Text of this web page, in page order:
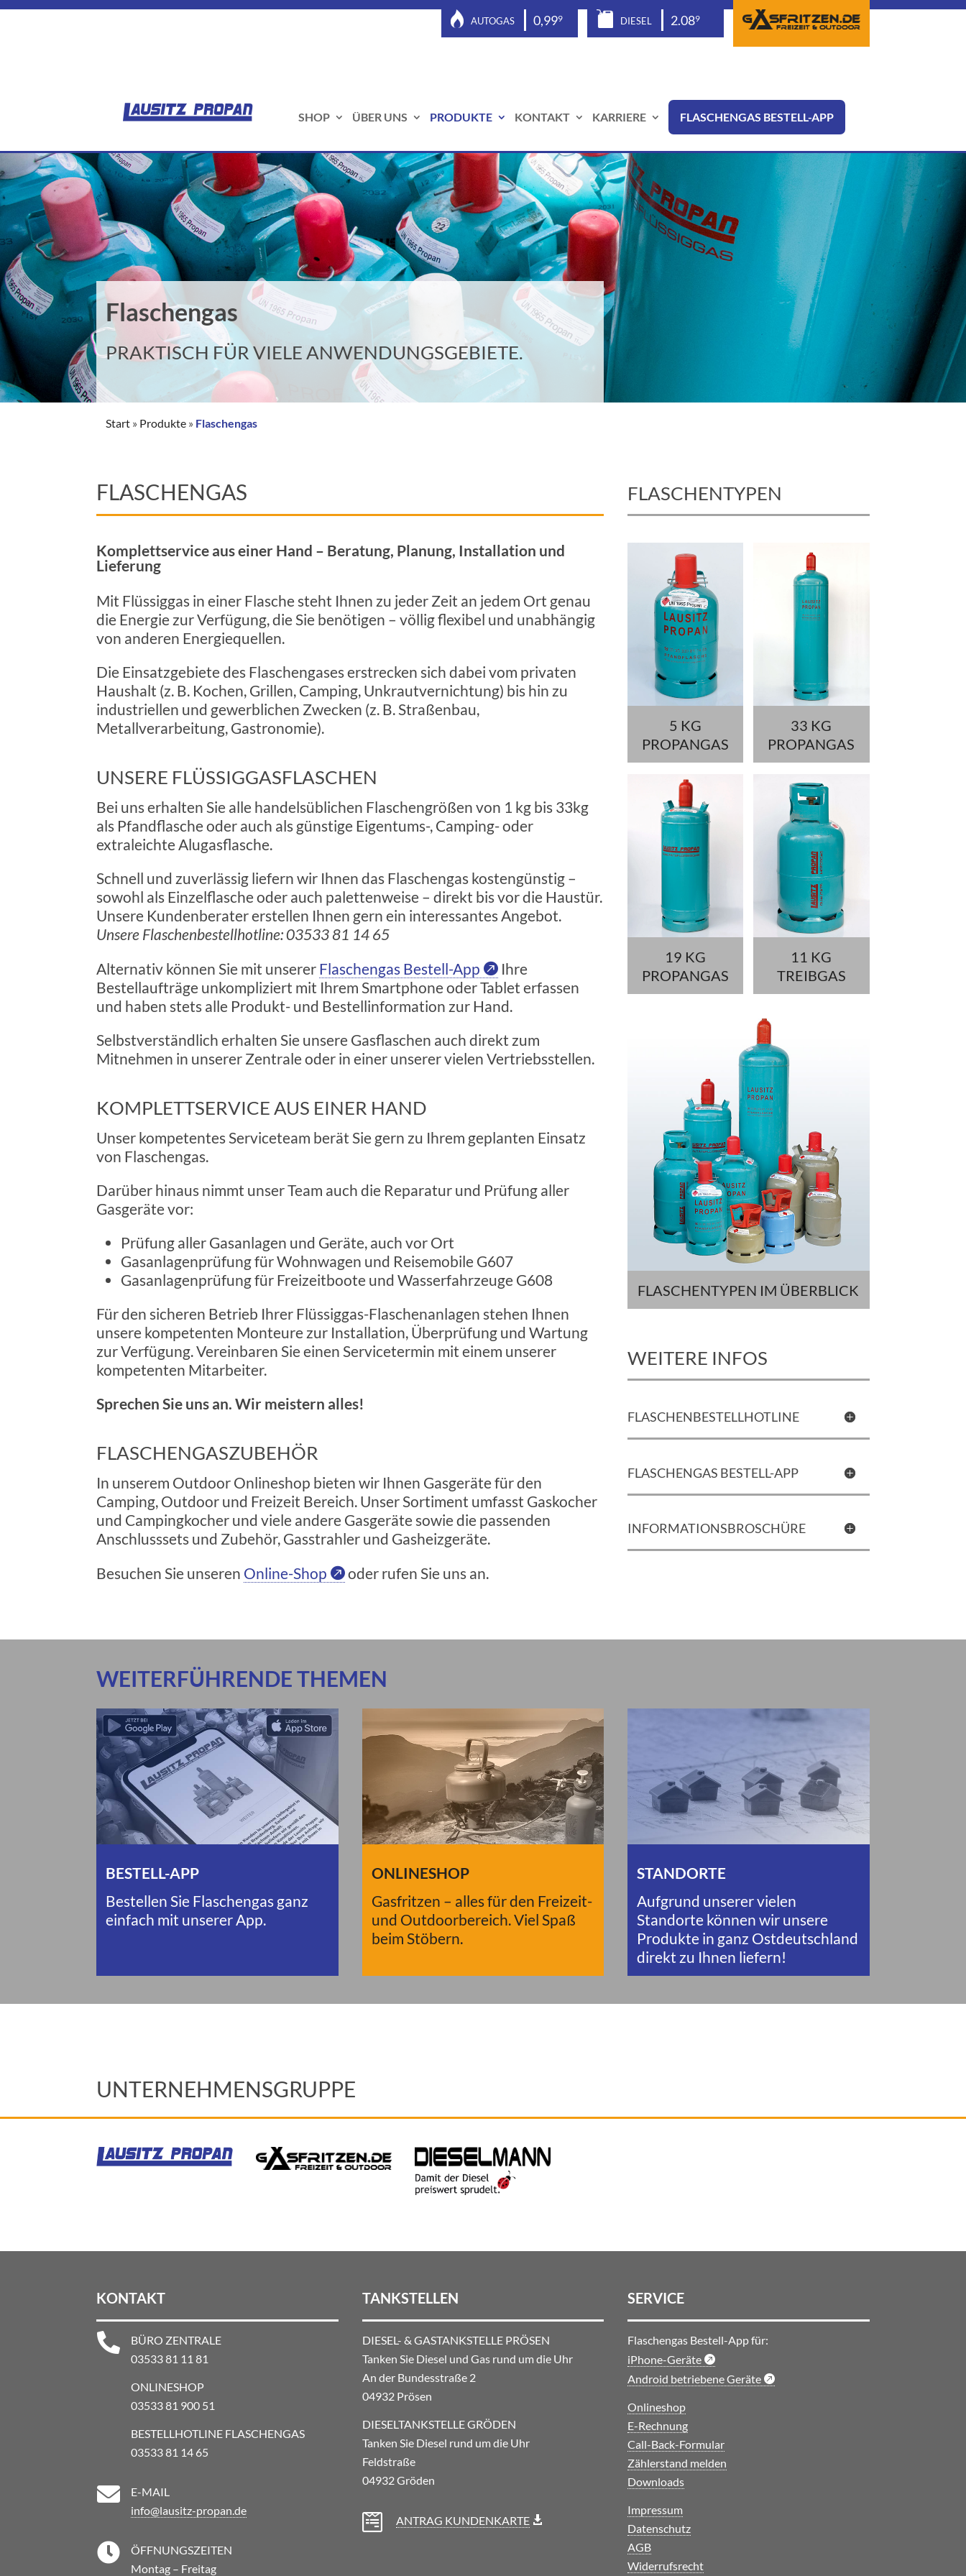
AUTOGAS 0,999 DIESEL 2.089
SHOP ÜBER UNS PRODUKTE KONTAKT KARRIERE FLASCHENGAS BESTELL-APP
Flaschengas
PRAKTISCH FÜR VIELE ANWENDUNGSGEBIETE.
Start » Produkte » Flaschengas
FLASCHENGAS
Komplettservice aus einer Hand – Beratung, Planung, Installation und
Lieferung
Mit Flüssiggas in einer Flasche steht Ihnen zu jeder Zeit an jedem Ort genau
die Energie zur Verfügung, die Sie benötigen – völlig flexibel und unabhängig
von anderen Energiequellen.
Die Einsatzgebiete des Flaschengases erstrecken sich dabei vom privaten
Haushalt (z. B. Kochen, Grillen, Camping, Unkrautvernichtung) bis hin zu
industriellen und gewerblichen Zwecken (z. B. Straßenbau,
Metallverarbeitung, Gastronomie).
UNSERE FLÜSSIGGASFLASCHEN
Bei uns erhalten Sie alle handelsüblichen Flaschengrößen von 1 kg bis 33kg
als Pfandflasche oder auch als günstige Eigentums-, Camping- oder
extraleichte Alugasflasche.
Schnell und zuverlässig liefern wir Ihnen das Flaschengas kostengünstig –
sowohl als Einzelflasche oder auch palettenweise – direkt bis vor die Haustür.
Unsere Kundenberater erstellen Ihnen gern ein interessantes Angebot.
Unsere Flaschenbestellhotline: 03533 81 14 65
Alternativ können Sie mit unserer Flaschengas Bestell-App
Ihre
Bestellaufträge unkompliziert mit Ihrem Smartphone oder Tablet erfassen
und haben stets alle Produkt- und Bestellinformation zur Hand.
Selbstverständlich erhalten Sie unsere Gasflaschen auch direkt zum
Mitnehmen in unserer Zentrale oder in einer unserer vielen Vertriebsstellen.
KOMPLETTSERVICE AUS EINER HAND
Unser kompetentes Serviceteam berät Sie gern zu Ihrem geplanten Einsatz
von Flaschengas.
Darüber hinaus nimmt unser Team auch die Reparatur und Prüfung aller
Gasgeräte vor:
Prüfung aller Gasanlagen und Geräte, auch vor Ort
Gasanlagenprüfung für Wohnwagen und Reisemobile G607
Gasanlagenprüfung für Freizeitboote und Wasserfahrzeuge G608
Für den sicheren Betrieb Ihrer Flüssiggas-Flaschenanlagen stehen Ihnen
unsere kompetenten Monteure zur Installation, Überprüfung und Wartung
zur Verfügung. Vereinbaren Sie einen Servicetermin mit einem unserer
kompetenten Mitarbeiter.
Sprechen Sie uns an. Wir meistern alles!
FLASCHENGASZUBEHÖR
In unserem Outdoor Onlineshop bieten wir Ihnen Gasgeräte für den
Camping, Outdoor und Freizeit Bereich. Unser Sortiment umfasst Gaskocher
und Campingkocher und viele andere Gasgeräte sowie die passenden
Anschlusssets und Zubehör, Gasstrahler und Gasheizgeräte.
Besuchen Sie unseren Online-Shop oder rufen Sie uns an.
FLASCHENTYPEN
5 KG
PROPANGAS
33 KG
PROPANGAS
19 KG
PROPANGAS
11 KG
TREIBGAS
FLASCHENTYPEN IM ÜBERBLICK
WEITERE INFOS
FLASCHENBESTELLHOTLINE
FLASCHENGAS BESTELL-APP
INFORMATIONSBROSCHÜRE
WEITERFÜHRENDE THEMEN
BESTELL-APP
Bestellen Sie Flaschengas ganz
einfach mit unserer App.
ONLINESHOP
Gasfritzen – alles für den Freizeit-
und Outdoorbereich. Viel Spaß
beim Stöbern.
STANDORTE
Aufgrund unserer vielen
Standorte können wir unsere
Produkte in ganz Ostdeutschland
direkt zu Ihnen liefern!
UNTERNEHMENSGRUPPE
KONTAKT

BÜRO ZENTRALE
03533 81 11 81
ONLINESHOP
03533 81 900 51
BESTELLHOTLINE FLASCHENGAS
03533 81 14 65

E-MAIL
info@lausitz-propan.de

ÖFFNUNGSZEITEN
Montag – Freitag
TANKSTELLEN
DIESEL- & GASTANKSTELLE PRÖSEN
Tanken Sie Diesel und Gas rund um die Uhr
An der Bundesstraße 2
04932 Prösen
DIESELTANKSTELLE GRÖDEN
Tanken Sie Diesel rund um die Uhr
Feldstraße
04932 Gröden
 ANTRAG KUNDENKARTE
SERVICE
Flaschengas Bestell-App für:
iPhone-Geräte
Android betriebene Geräte
Onlineshop
E-Rechnung
Call-Back-Formular
Zählerstand melden
Downloads
Impressum
Datenschutz
AGB
Widerrufsrecht